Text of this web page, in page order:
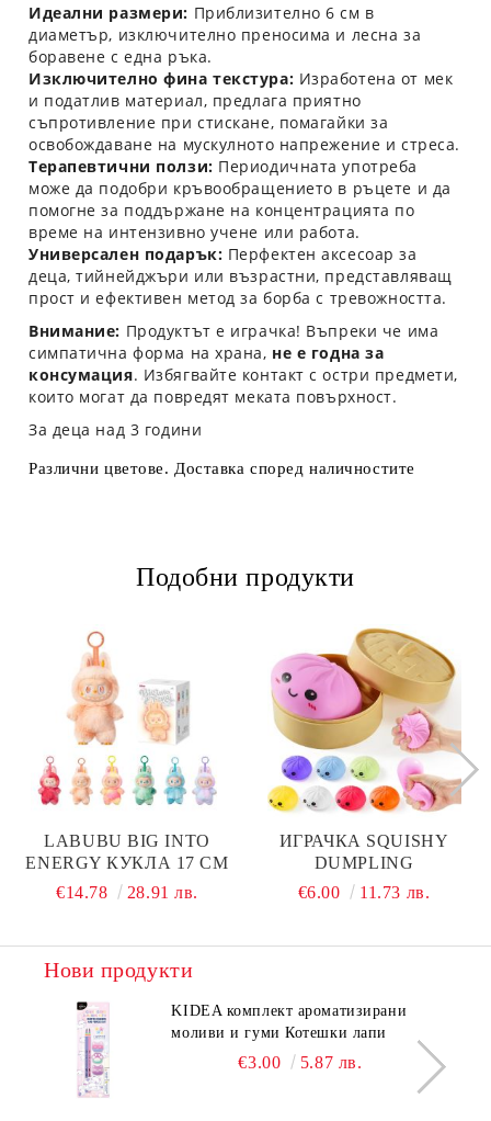
Идеални размери: Приблизително6 см в
диаметър, изключително преносима и лесна за
боравене с една ръка.
Изключително фина текстура: Изработена от мек
и податлив материал, предлага приятно
съпротивление при стискане, помагайки за
освобождаване на мускулното напрежение и стреса.
Терапевтични ползи: Периодичната употреба
може да подобри кръвообращението в ръцете и да
помогне за поддържане на концентрацията по
време на интензивно учене или работа.
Универсален подарък: Перфектен аксесоар за
деца, тийнейджъри или възрастни, представляващ
прост и ефективен метод за борба с тревожността.
Внимание: Продуктът е играчка! Въпреки че има
симпатична форма на храна, не е годна за
консумация. Избягвайте контакт с остри предмети,
които могат да повредят меката повърхност.
За деца над 3 години
Различни цветове. Доставка според наличностите
Подобни продукти
LABUBU BIG INTO
ENERGY КУКЛА 17 СМ
€14.78
28.91 лв.
ИГРАЧКА SQUISHY
DUMPLING
€6.00
11.73 лв.
Нови продукти
KIDEA комплект ароматизирани
моливи и гуми Котешки лапи
€3.00 5.87 лв.